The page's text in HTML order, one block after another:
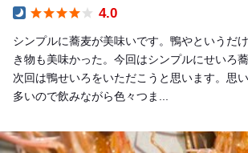
4.0
シンプルに蕎麦が美味いです。鴨やというだ
き物も美味かった。今回はシンプルにせいろ
次回は鴨せいろをいただこうと思います。思
多いので飲みながら色々つま...